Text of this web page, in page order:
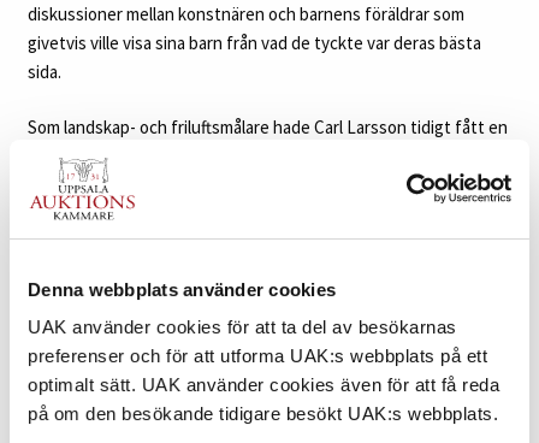
Denna webbplats använder cookies
UAK använder cookies för att ta del av besökarnas
preferenser och för att utforma UAK:s webbplats på ett
optimalt sätt. UAK använder cookies även för att få reda
på om den besökande tidigare besökt UAK:s webbplats.
diskussioner mellan konstnären och barnens föräldrar som
givetvis ville visa sina barn från vad de tyckte var deras bästa
sida.
Som landskap- och friluftsmålare hade Carl Larsson tidigt fått en
framträdande roll i konstnärskolonin Grez-sur-Loing i början av
1880-talet. Hans livfulla akvareller blev uppskattade och 1883
erhöll han medalj på Salongen i Paris för sina två
landskapsmålningar ”Oktober” och ”November”. Året därpå blev
akvarellen ”Ateljeidyll”. Denna nya motivkrets med barnen i
centrum ska komma att bli hans unika signum, innehållandes
också ett mycket stort mått av glädje, lycka och kärleken till
familjen och barnen, inte bara sina egna utan också andras. I en
tid då många andra konstnärer främst målar naturen, sätter Carl